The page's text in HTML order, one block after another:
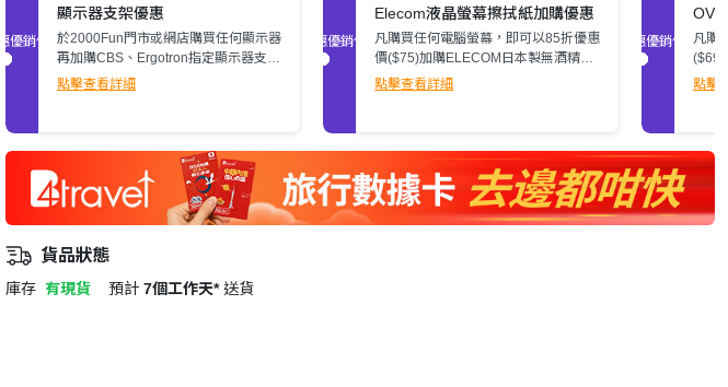
促銷優惠
顯示器支架優惠
於2000Fun門市或網店購買任何顯示器
再加購CBS、Ergotron指定顯示器支
架，即可額外減多$200。立即了解詳
點擊查看詳細
促銷優惠
Elecom液晶螢幕擦拭紙加購優惠
凡購買任何電腦螢幕，即可以85折優惠
價($75)加購ELECOM日本製無酒精液
晶螢幕擦拭紙(80張)。
點擊查看詳細
促銷優惠
凡購
($69/
潔消
點擊
貨品狀態
庫存 有現貨 預計 7個工作天* 送貨